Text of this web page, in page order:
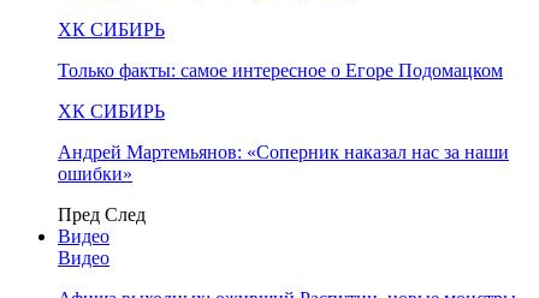
ХК СИБИРЬ
Только факты: самое интересное о Егоре Подомацком
ХК СИБИРЬ
Андрей Мартемьянов: «Соперник наказал нас за наши
ошибки»
Пред След
Видео
Видео